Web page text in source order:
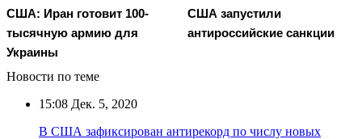
США: Иран готовит 100-
тысячную армию для
Украины
США запустили
антироссийские санкции
Новости по теме
15:08 Дек. 5, 2020
В США зафиксирован антирекорд по числу новых